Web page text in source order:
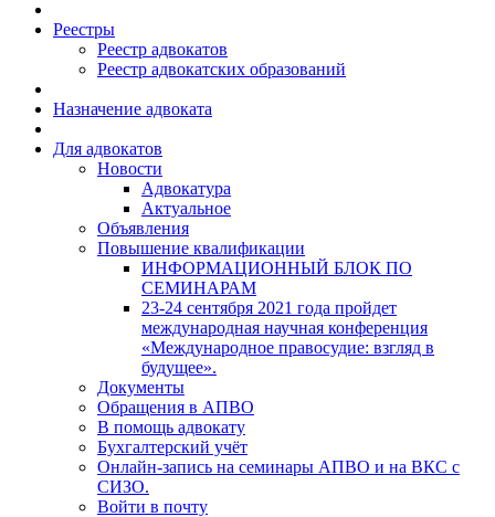
Реестры
Реестр адвокатов
Реестр адвокатских образований
Назначение адвоката
Для адвокатов
Новости
Адвокатура
Актуальное
Объявления
Повышение квалификации
ИНФОРМАЦИОННЫЙ БЛОК ПО
СЕМИНАРАМ
23-24 сентября 2021 года пройдет
международная научная конференция
«Международное правосудие: взгляд в
будущее».
Документы
Обращения в АПВО
В помощь адвокату
Бухгалтерский учёт
Онлайн-запись на семинары АПВО и на ВКС с
СИЗО.
Войти в почту